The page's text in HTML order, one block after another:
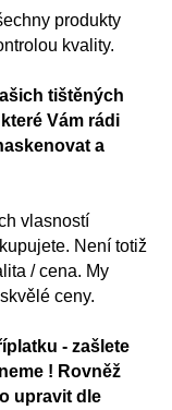
produkty
kvality.
tištěných
Vám rádi
a
vlasností
Není totiž
/ cena. My
ceny.
- zašlete
! Rovněž
upravit dle